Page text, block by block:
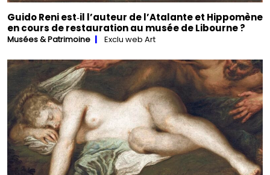
Guido Reni est‑il l’auteur de l’Atalante et Hippomène
en cours de restauration au musée de Libourne ?
Musées & Patrimoine Exclu web Art